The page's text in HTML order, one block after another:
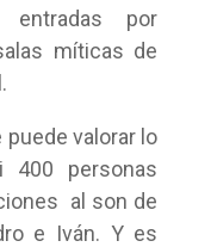
por
míticas de
valorar lo
400 personas
al son de
e Iván. Y es